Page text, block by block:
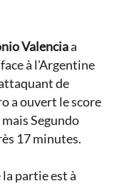
Valenciaa
à l'Argentine
de
a ouvert le score
Segundo
17 minutes.
partie est à